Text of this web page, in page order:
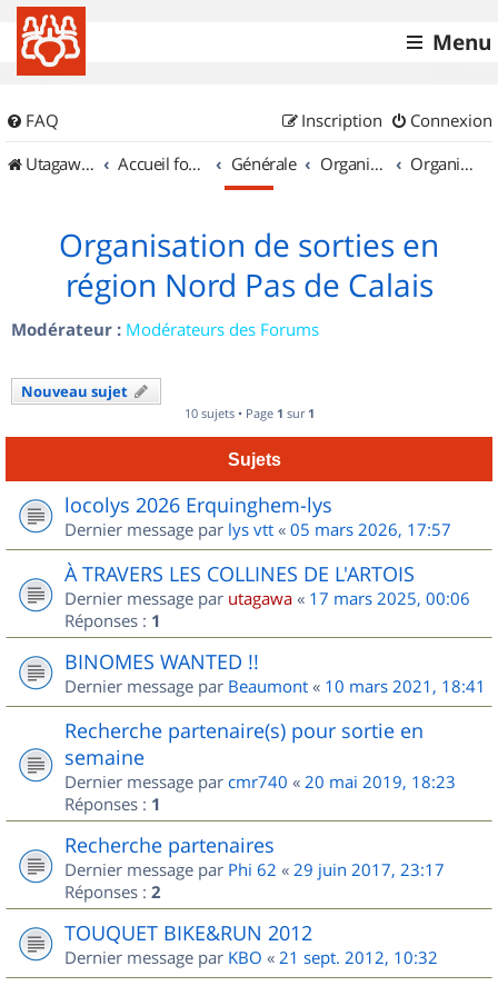
Menu
FAQ Connexion
Inscription
UtagawaVTT (Randos VTT et VTTAE avec traces GPS)
Accueil forum Générale Organisation de sorties & Recherche de partenaires Organisation de sorties en région Nord Pas de Calais
Organisation de sorties en
région Nord Pas de Calais
Modérateur : Modérateurs des Forums
Nouveau sujet
10 sujets • Page 1 sur 1
Sujets
locolys 2026 Erquinghem-lys
Dernier message par lys vtt « 05 mars 2026, 17:57
À TRAVERS LES COLLINES DE L'ARTOIS
Dernier message par utagawa « 17 mars 2025, 00:06
Réponses : 1
BINOMES WANTED !!
Dernier message par Beaumont « 10 mars 2021, 18:41
Recherche partenaire(s) pour sortie en
semaine
Dernier message par cmr740 « 20 mai 2019, 18:23
Réponses : 1
Recherche partenaires
Dernier message par Phi 62 « 29 juin 2017, 23:17
Réponses : 2
TOUQUET BIKE&RUN 2012
Dernier message par KBO « 21 sept. 2012, 10:32